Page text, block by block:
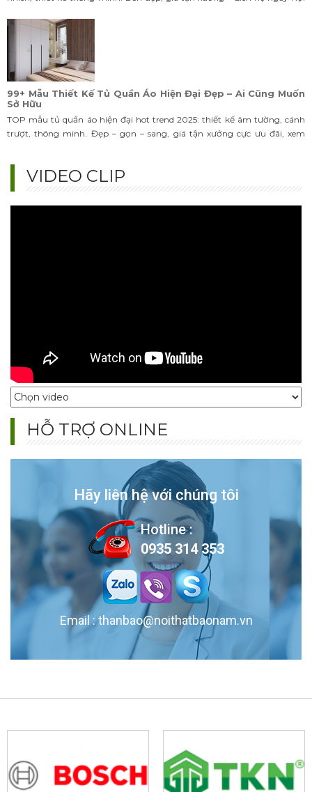
99+ Mẫu Thiết Kế Tủ Quần Áo Hiện Đại Đẹp – Ai Cũng Muốn
Sở Hữu
TOP mẫu tủ quần áo hiện đại hot trend 2025: thiết kế âm tường, cánh
trượt, thông minh. Đẹp – gọn – sang, giá tận xưởng cực ưu đãi, xem
5 Phong Cách Nội Thất Hiện Đại 2025 Đẹp, Sang Trọng, Tối
Ưu
Giường bục đa năng đẹp, thiết kế thông minh giúp tối ưu diện tích, lưu
trữ tiện lợi và mang đến không gian phòng ngủ gọn gàng, hiện đại cho
căn hộ nhỏ
Tủ Quần Áo Phòng Ngủ Hiện Đại - Đẹp, Tinh Tế, Tiết Kiệm
Tủ quần áo hiện đại cho gia đình: đẹp, gọn gàng, giá hợp lý. Cập nhật xu
hướng 2025 cho phòng ngủ trẻ trung!
Thiết Kế Tủ Bếp Hiện Đại Chung Cư | Đẹp – Tiện Nghi – Tiết
Kiệm Không Gian
Tủ bếp chung cư đẹp, hiện đại, đa dạng chất liệu, thiết kế tối ưu diện
tích. Giúp gia đình sở hữu không gian bếp tiện nghi, sang trọng và bền
thiết kế hiện đại, tủ bếp MDF mang đến không gian sống tiện nghi và
sang trọng. Lựa chọn hoàn hảo cho mọi gia đình. Liên hệ ngay để được..
VIDEO CLIP
HỖ TRỢ ONLINE
Hãy liên hệ với chúng tôi
Hotline :
0935 314 353
Email : thanbao@noithatbaonam.vn